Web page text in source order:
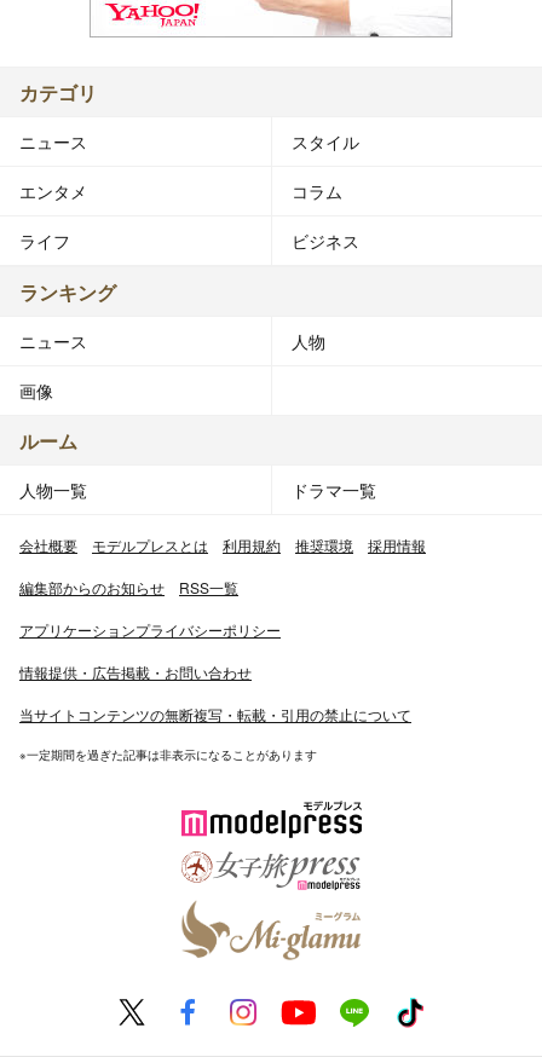
カテゴリ
ニュース スタイル
エンタメ コラム
ライフ ビジネス
ランキング
ニュース 人物
画像
ルーム
人物一覧 ドラマ一覧
会社概要 モデルプレスとは 利用規約 推奨環境 採用情報
編集部からのお知らせ RSS一覧
アプリケーションプライバシーポリシー
情報提供・広告掲載・お問い合わせ
当サイトコンテンツの無断複写・転載・引用の禁止について
※一定期間を過ぎた記事は非表示になることがあります